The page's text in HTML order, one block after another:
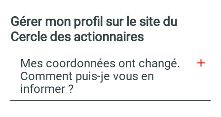
Gérer mon profil sur le site du
Cercle des actionnaires
Mes coordonnées ont changé.
Comment puis-je vous en
informer ?